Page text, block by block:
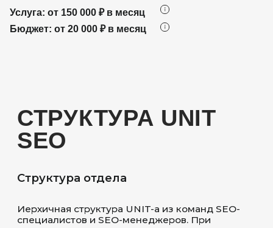
Услуга: от 150 000 ₽ в месяц
Бюджет: от 20 000 ₽ в месяц